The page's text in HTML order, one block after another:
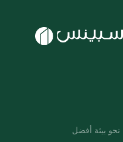
نحو بيئة أفضل